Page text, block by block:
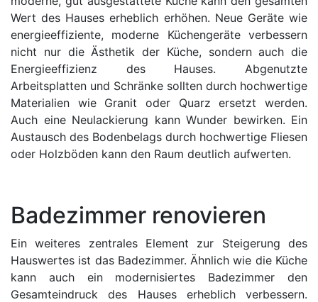
Wert des Hauses erheblich erhöhen. Neue Geräte wie
energieeffiziente, moderne Küchengeräte verbessern
nicht nur die Ästhetik der Küche, sondern auch die
Energieeffizienz des Hauses. Abgenutzte
Arbeitsplatten und Schränke sollten durch hochwertige
Materialien wie Granit oder Quarz ersetzt werden.
Auch eine Neulackierung kann Wunder bewirken. Ein
Austausch des Bodenbelags durch hochwertige Fliesen
oder Holzböden kann den Raum deutlich aufwerten.
Badezimmer renovieren
Ein weiteres zentrales Element zur Steigerung des
Hauswertes ist das Badezimmer. Ähnlich wie die Küche
kann auch ein modernisiertes Badezimmer den
Gesamteindruck des Hauses erheblich verbessern.